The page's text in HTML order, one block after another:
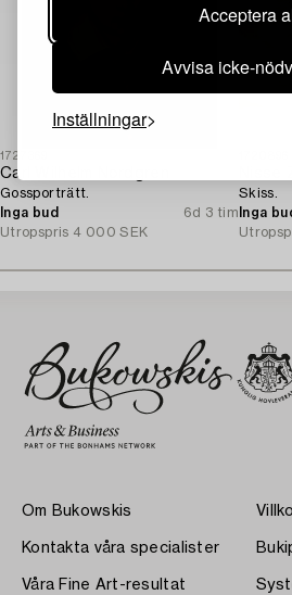
Acceptera
Avvisa icke-
Inställningar
1727369
Carl Wilhelm Nordgren
Gossporträtt.
Inga bud
6d 3 tim
Utropspris 4 000 SEK
Skiss.
Inga
Om Bukowskis
Kontakta våra specialister
Våra Fine Art-resultat